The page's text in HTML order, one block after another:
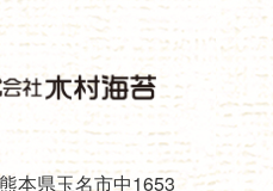
本県玉名市中1653